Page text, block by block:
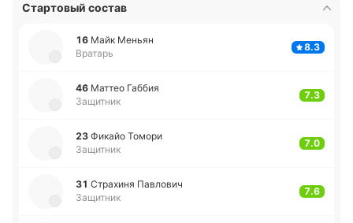
Стартовый состав
16 Майк Меньян
Вратарь
8.3
46 Маттео Габбия
Защитник
7.3
23 Фикайо Томори
Защитник
7.0
31 Стра­хи­ня Па­вло­вич
Защитник
7.6